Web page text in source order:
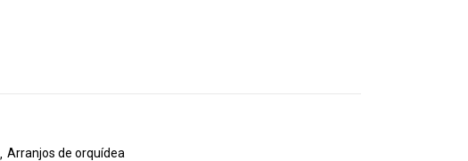
Arranjos de orquídea